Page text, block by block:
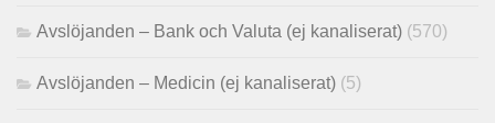
Avslöjanden – Bank och Valuta (ej kanaliserat) (570)
Avslöjanden – Medicin (ej kanaliserat) (5)